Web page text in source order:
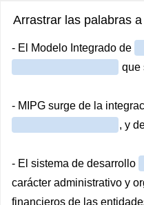
Arrastrar las palabras
- El Modelo Integrado de
que
- MIPG surge de la
, y
- El sistema de desarrollo
carácter administrativo y
financieros de las